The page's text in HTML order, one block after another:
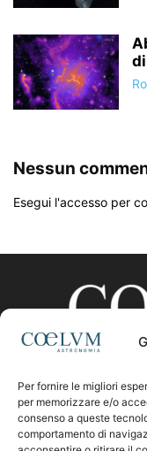
Per fornire le migliori
per memorizzare e/o
consenso a queste
comportamento di
Nessun
Esegui l'accesso per